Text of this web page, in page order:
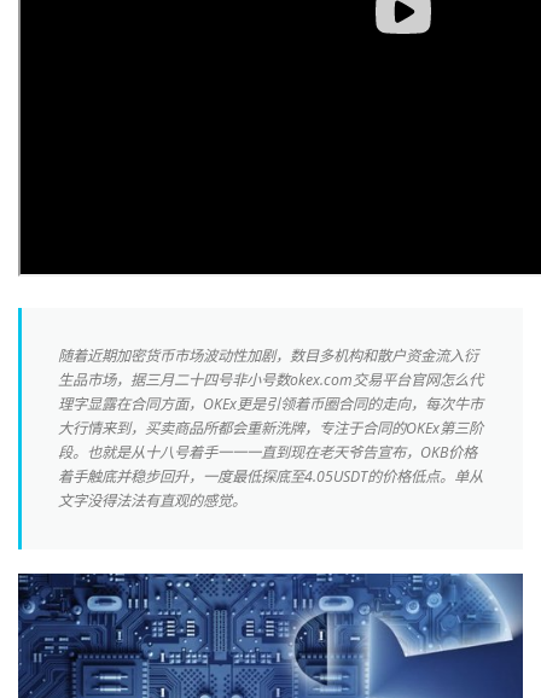
随着近期加密货币市场波动性加剧，数目多机构和散户资金流入衍
生品市场，据三月二十四号非小号数okex.com交易平台官网怎么代
理字显露在合同方面，OKEx更是引领着币圈合同的走向，每次牛市
大行情来到，买卖商品所都会重新洗牌，专注于合同的OKEx第三阶
段。也就是从十八号着手一一一直到现在老天爷告宣布，OKB价格
着手触底并稳步回升，一度最低探底至4.05USDT的价格低点。单从
文字没得法法有直观的感觉。